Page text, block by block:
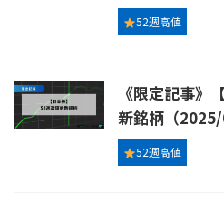
52週高値
《限定記事》
新銘柄（2025/
52週高値